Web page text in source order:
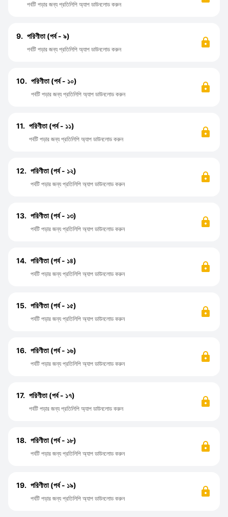
পর্বটি পড়ার জন্য প্রতিলিপি অ্যাপ ডাউনলোড করুন
9. পরিণীতা (পর্ব - ৯)
পর্বটি পড়ার জন্য প্রতিলিপি অ্যাপ ডাউনলোড করুন
10. পরিণীতা (পর্ব - ১০)
পর্বটি পড়ার জন্য প্রতিলিপি অ্যাপ ডাউনলোড করুন
11. পরিণীতা (পর্ব - ১১)
পর্বটি পড়ার জন্য প্রতিলিপি অ্যাপ ডাউনলোড করুন
12. পরিণীতা (পর্ব - ১২)
পর্বটি পড়ার জন্য প্রতিলিপি অ্যাপ ডাউনলোড করুন
13. পরিণীতা (পর্ব - ১৩)
পর্বটি পড়ার জন্য প্রতিলিপি অ্যাপ ডাউনলোড করুন
14. পরিণীতা (পর্ব - ১৪)
পর্বটি পড়ার জন্য প্রতিলিপি অ্যাপ ডাউনলোড করুন
15. পরিণীতা (পর্ব - ১৫)
পর্বটি পড়ার জন্য প্রতিলিপি অ্যাপ ডাউনলোড করুন
16. পরিণীতা (পর্ব - ১৬)
পর্বটি পড়ার জন্য প্রতিলিপি অ্যাপ ডাউনলোড করুন
17. পরিণীতা (পর্ব - ১৭)
পর্বটি পড়ার জন্য প্রতিলিপি অ্যাপ ডাউনলোড করুন
18. পরিণীতা (পর্ব - ১৮)
পর্বটি পড়ার জন্য প্রতিলিপি অ্যাপ ডাউনলোড করুন
19. পরিণীতা (পর্ব - ১৯)
পর্বটি পড়ার জন্য প্রতিলিপি অ্যাপ ডাউনলোড করুন